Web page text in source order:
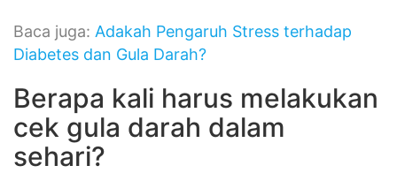
Baca juga: Adakah Pengaruh Stress terhadap
Diabetes dan Gula Darah?
Berapa kali harus melakukan
cek gula darah dalam
sehari?